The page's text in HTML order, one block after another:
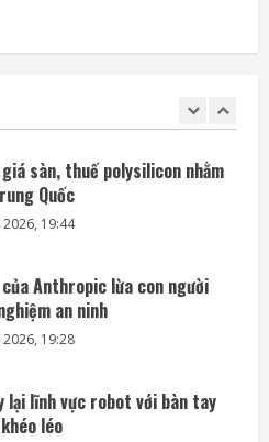
sàn, thuế polysilicon nhằm
Anthropic lừa con người
an ninh
2026, 19:28
lại lĩnh vực robot với bàn tay
léo
2026, 06:35
thêm 3 vệ tinh BlueBird kết
tiếp